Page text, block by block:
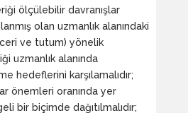
ölçülebilir davranışlar
olan uzmanlık alanındaki
ve tutum) yönelik
uzmanlık alanında
hedeflerini karşılamalıdır;
önemleri oranında yer
bir biçimde dağıtılmalıdır;